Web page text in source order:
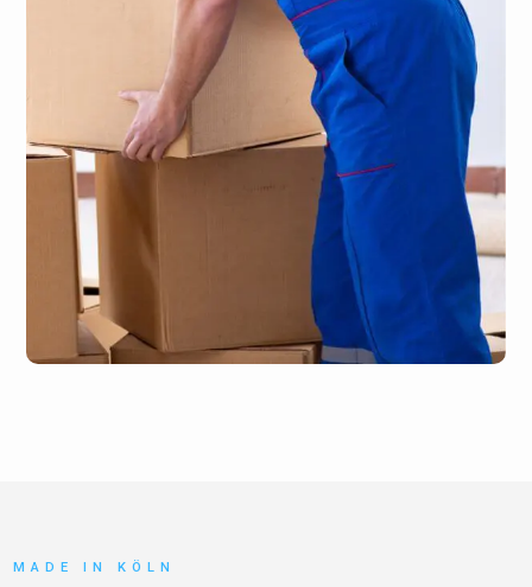
MADE IN KÖLN